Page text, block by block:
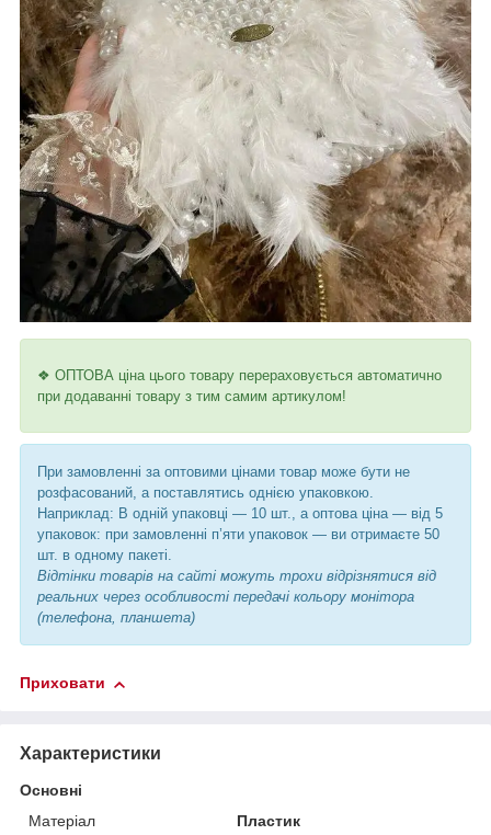
❖ ОПТОВА ціна цього товару перераховується автоматично
при додаванні товару з тим самим артикулом!
При замовленні за оптовими цінами товар може бути не
розфасований, а поставлятись однією упаковкою.
Наприклад: В одній упаковці — 10 шт., а оптова ціна — від 5
упаковок: при замовленні п’яти упаковок — ви отримаєте 50
шт. в одному пакеті.
Відтінки товарів на сайті можуть трохи відрізнятися від
реальних через особливості передачі кольору монітора
(телефона, планшета)
Приховати
Характеристики
Основні
Матеріал
Пластик